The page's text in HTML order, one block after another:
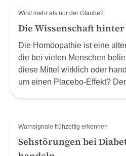
Wirkt mehr als nur der Glaube?
Die Wissenschaft
Die Homöopathie ist eine
die bei vielen Menschen
diese Mittel wirklich oder
um einen Placebo-Effekt?
Warnsignale frühzeitig erkennen
Sehstörungen bei